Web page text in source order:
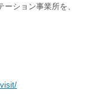
ション事業所を、